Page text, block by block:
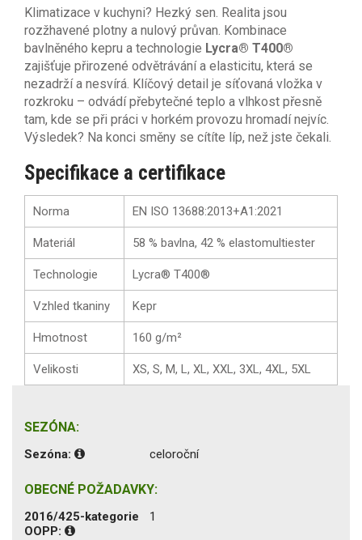
Klimatizace v kuchyni? Hezký sen. Realita jsou
rozžhavené plotny a nulový průvan. Kombinace
bavlněného kepru a technologie Lycra® T400®
zajišťuje přirozené odvětrávání a elasticitu, která se
nezadrží a nesvírá. Klíčový detail je síťovaná vložka v
rozkroku – odvádí přebytečné teplo a vlhkost přesně
tam, kde se při práci v horkém provozu hromadí nejvíc.
Výsledek? Na konci směny se cítíte líp, než jste čekali.
Specifikace a certifikace
Norma EN ISO 13688:2013+A1:2021
Materiál 58 % bavlna, 42 % elastomultiester
Technologie Lycra® T400®
Vzhled tkaniny Kepr
Hmotnost 160 g/m²
Velikosti XS, S, M, L, XL, XXL, 3XL, 4XL, 5XL
SEZÓNA:
Sezóna: celoroční
OBECNÉ POŽADAVKY:
2016/425-kategorie
OOPP:
1